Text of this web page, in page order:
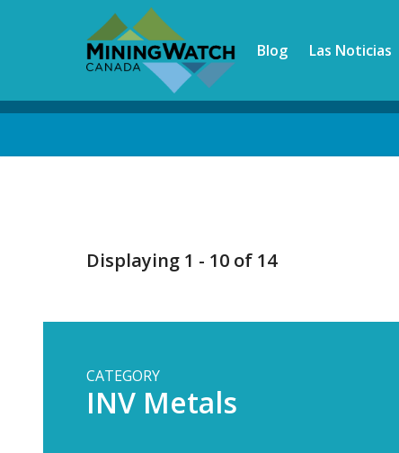
Blog Las Noticias
Displaying 1 - 10 of 14
CATEGORY
INV Metals